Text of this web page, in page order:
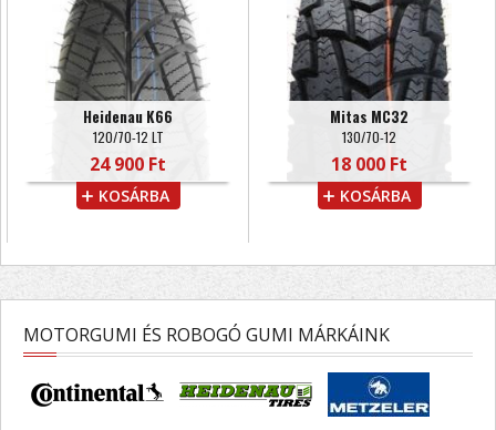
Heidenau K66
120/70-12 LT
24 900 Ft
KOSÁRBA
Mitas MC32
130/70-12
18 000 Ft
KOSÁRBA
MOTORGUMI ÉS ROBOGÓ GUMI MÁRKÁINK